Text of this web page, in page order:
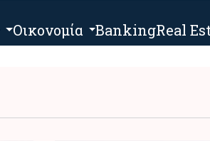
Οικονομία BankingReal